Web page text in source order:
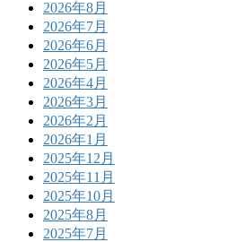
2026年8月
2026年7月
2026年6月
2026年5月
2026年4月
2026年3月
2026年2月
2026年1月
2025年12月
2025年11月
2025年10月
2025年8月
2025年7月